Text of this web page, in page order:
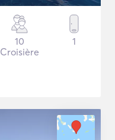
10
Croisière
1